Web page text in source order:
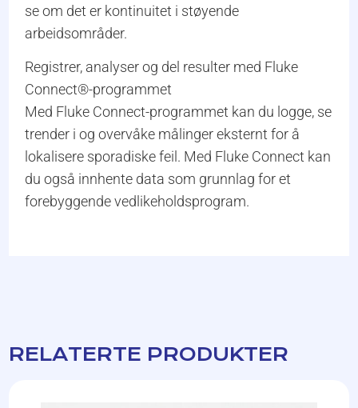
se om det er kontinuitet i støyende
arbeidsområder.
Registrer, analyser og del resulter med Fluke
Connect®-programmet
Med Fluke Connect-programmet kan du logge, se
trender i og overvåke målinger eksternt for å
lokalisere sporadiske feil. Med Fluke Connect kan
du også innhente data som grunnlag for et
forebyggende vedlikeholdsprogram.
RELATERTE PRODUKTER